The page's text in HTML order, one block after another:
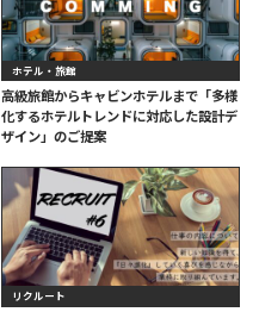
ホテル・旅館
高級旅館からキャビンホテルまで「多様
化するホテルトレンドに対応した設計デ
ザイン」のご提案
リクルート